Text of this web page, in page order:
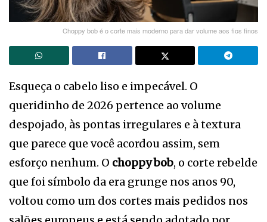
Choppy bob é o corte mais moderno para dar volume aos fios finos
Esqueça o cabelo liso e impecável. O
queridinho de 2026 pertence ao volume
despojado, às pontas irregulares e à textura
que parece que você acordou assim, sem
esforço nenhum. O choppy bob, o corte rebelde
que foi símbolo da era grunge nos anos 90,
voltou como um dos cortes mais pedidos nos